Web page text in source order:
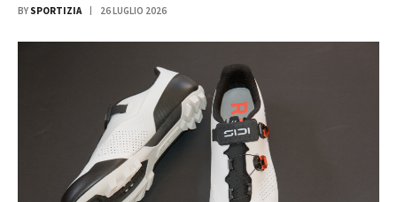
BY SPORTIZIA 26 LUGLIO 2026